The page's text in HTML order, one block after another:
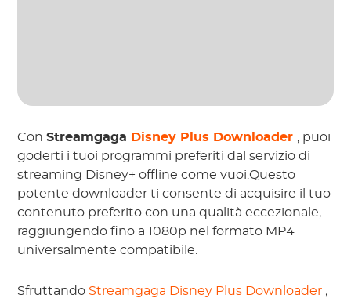
ConStreamgaga Disney Plus Downloader , puoi
goderti i tuoi programmi preferiti dal servizio di
streaming Disney+ offline come vuoi.Questo
potente downloader ti consente di acquisire il tuo
contenuto preferito con una qualità eccezionale,
raggiungendo fino a 1080p nel formato MP4
universalmente compatibile.
Sfruttando Streamgaga Disney Plus Downloader ,